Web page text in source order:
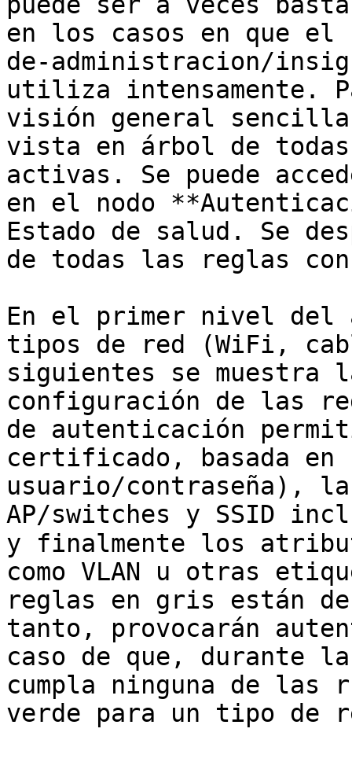
en los casos en que
de-administracion/
utiliza intensamente.
visión general sencilla,
vista en árbol de
activas. Se puede
en el nodo
Estado de salud. Se
de todas las reglas
En el primer nivel del
tipos de red (WiFi,
siguientes se
configuración de las
de autenticación
certificado, basada en
usuario/contraseña),
AP/switches y SSID
y finalmente los
como VLAN u otras
reglas en gris están
tanto, provocarán
caso de que, durante
cumpla ninguna de las
verde para un tipo de